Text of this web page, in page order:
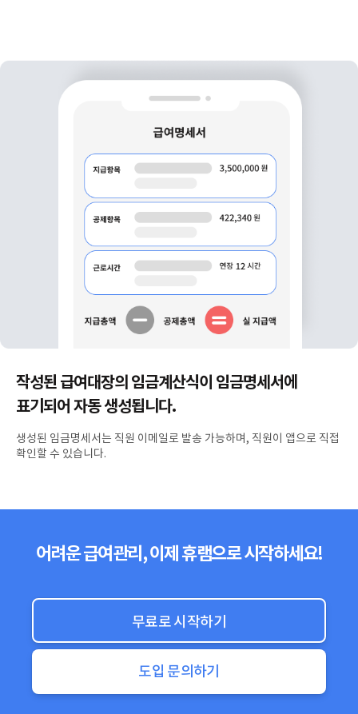
작성된 급여대장의 임금계산식이 임금명세서에
표기되어 자동 생성됩니다.
생성된 임금명세서는 직원 이메일로 발송 가능하며, 직원이 앱으로 직접
확인할 수 있습니다.
어려운 급여관리, 이제 휴램으로 시작하세요!
무료로 시작하기
도입 문의하기